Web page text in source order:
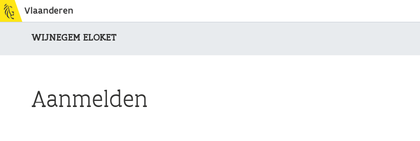
Vlaanderen
WIJNEGEM ELOKET
Aanmelden